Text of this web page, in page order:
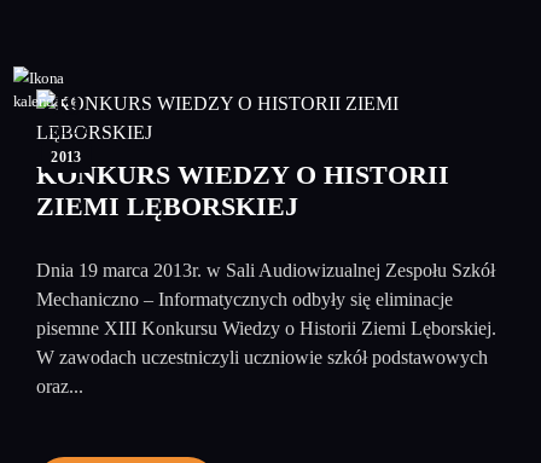
19
marzec
2013
KONKURS WIEDZY O HISTORII
ZIEMI LĘBORSKIEJ
Dnia 19 marca 2013r. w Sali Audiowizualnej Zespołu Szkół
Mechaniczno – Informatycznych odbyły się eliminacje
pisemne XIII Konkursu Wiedzy o Historii Ziemi Lęborskiej.
W zawodach uczestniczyli uczniowie szkół podstawowych
oraz...